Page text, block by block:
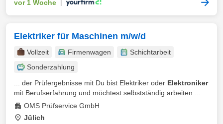
vor 1 Woche
Elektriker für Maschinen m/w/d
Vollzeit Firmenwagen
Schichtarbeit
Sonderzahlung
... der Prüfergebnisse mit Du bist Elektriker oder Elektroniker
mit Berufserfahrung und möchtest selbstständig arbeiten ...
OMS Prüfservice GmbH
Jülich